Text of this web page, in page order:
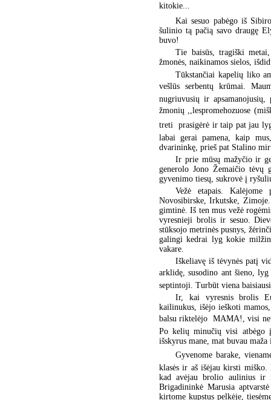
kitokie... 
Kai sesuo pabėgo iš
šulinio tą pačią savo draugę
buvo!
Tie baisūs, tragiški
žmonės, naikinamos sielos,
Tūkstančiai kapelių liko
vešlūs serbentų krūmai.
nugriuvusių ir
žmonių ,,lespromehozuose
treti  prasigėrė ir taip pat jau
labai gerai pamena, kaip
dvarininkę, prieš pat Stalino
Ir prie mūsų mažyčio ir
generolo Jono Žemaičio
gyvenimo tiesų, sukrovė į
Vežė etapais.
Novosibirske, Irkutske, Zimoje.
gimtinė. Iš ten mus vežė
vyresnieji brolis ir sesuo.
stūksojo metrinės pusnys,
galingi kedrai lyg kokie
vakare.
Iškeliavę iš tėvynės patį
arklidę, susodino ant šieno,
septintoji. Turbūt viena
Ir, kai vyresnis brolis
kailinukus, išėjo ieškoti
balsu riktelėjo  MAMA!, visi
Po kelių minučių visi atbėgo
išskyrus mane, mat buvau
Gyvenome barake,
klasės ir aš išėjau kirsti
kad avėjau brolio aulinius ir
Brigadininkė Marusia
kirtome kupstus pelkėje,